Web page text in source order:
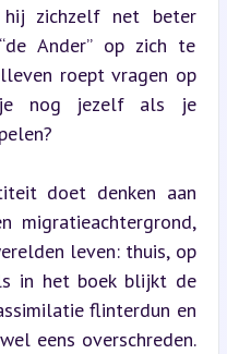
hij zichzelf net beter
Ander” op zich te
roept vragen op
je nog jezelf als je
doet denken aan
migratieachtergrond,
leven: thuis, op
in het boek blijkt de
flinterdun en
eens overschreden.